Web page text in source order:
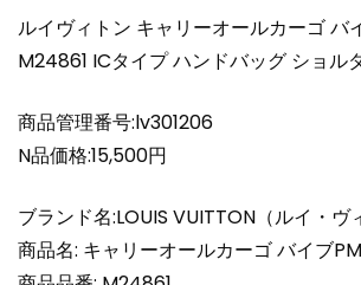
ブ
PM
ワ
ー
M24861
IC
タ
ルイヴィトン キャリーオールカーゴ バ
M24861 ICタイプ ハンドバッグ ショル
商品管理番号:lv301206
N品価格:15,500円
ブランド名:LOUIS VUITTON（ルイ・ヴ
商品名: キャリーオールカーゴ バイブPM